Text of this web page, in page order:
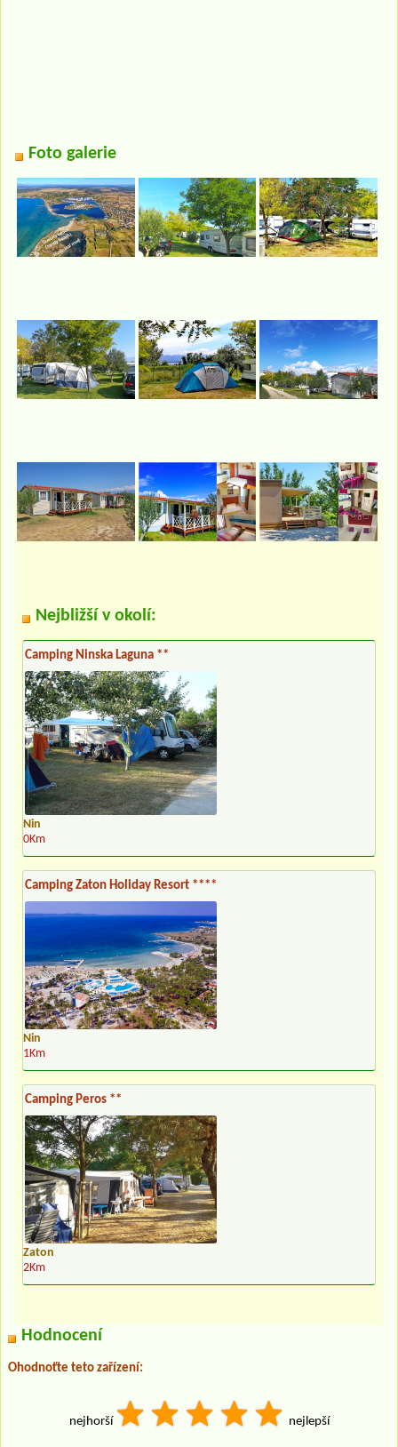
Foto galerie
Nejbližší v okolí:
Camping Ninska Laguna **
Nin
0Km
Camping Zaton Holiday Resort ****
Nin
1Km
Camping Peros **
Zaton
2Km
Hodnocení
Ohodnoťte teto zařízení:
nejhorší nejlepší